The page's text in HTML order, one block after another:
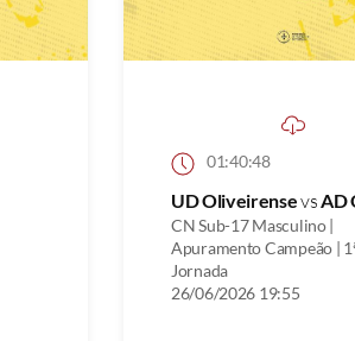
01:40:48
UD OliveirensevsAD
CN Sub-17 Masculino |
Apuramento Campeão |
Jornada
26/06/2026 19:55